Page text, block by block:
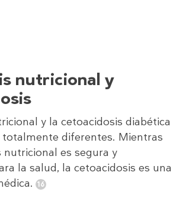
nutricional y
y la cetoacidosis diabética
totalmente diferentes. Mientras
nutricional es segura y
la salud, la cetoacidosis es una